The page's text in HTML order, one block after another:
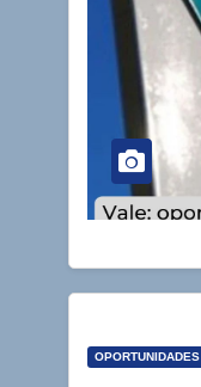
OPORTUNIDADES